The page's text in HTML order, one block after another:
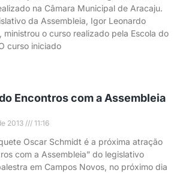
na Câmara Municipal de Aracaju.
da Assembleia, Igor Leonardo
ministrou o curso realizado pela Escola do
curso iniciado
Encontros com a Assembleia
2013 11:16
Oscar Schmidt é a próxima atração
com a Assembleia” do legislativo
em Campos Novos, no próximo dia